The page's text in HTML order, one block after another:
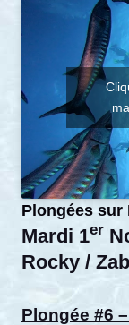
Plongées sur
Mardi 1er
Rocky /
Plongée #6